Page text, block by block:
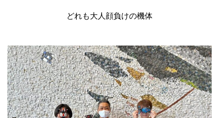
どれも大人顔負けの機体